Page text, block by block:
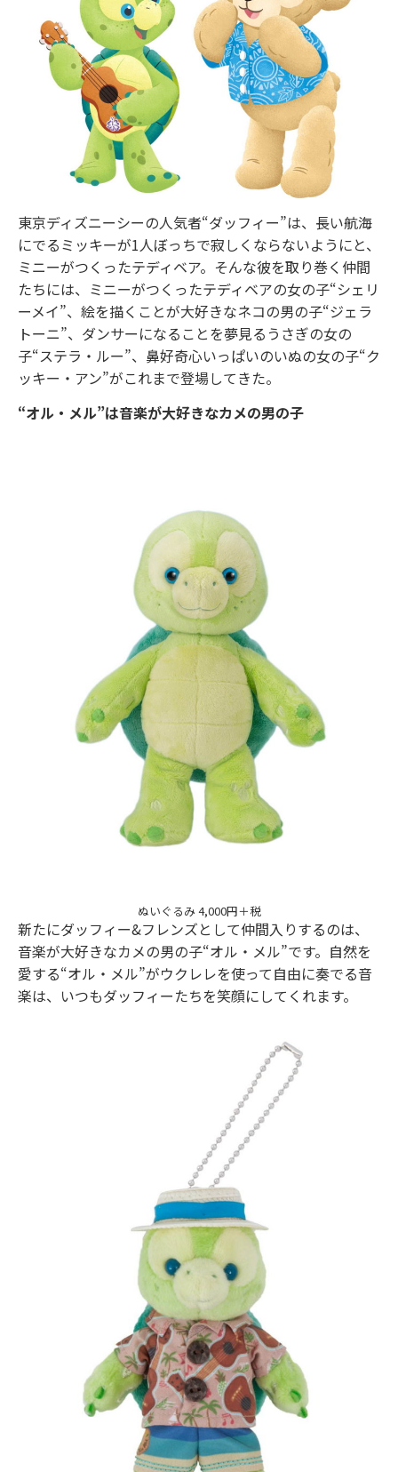
東京ディズニーシーの人気者“ダッフィー”は、長い航海
にでるミッキーが1人ぼっちで寂しくならないようにと、
ミニーがつくったテディベア。そんな彼を取り巻く仲間
たちには、ミニーがつくったテディベアの女の子“シェリ
ーメイ”、絵を描くことが大好きなネコの男の子“ジェラ
トーニ”、ダンサーになることを夢見るうさぎの女の
子“ステラ・ルー”、鼻好奇心いっぱいのいぬの女の子“ク
ッキー・アン”がこれまで登場してきた。
“オル・メル”は音楽が大好きなカメの男の子
ぬいぐるみ 4,000円＋税
新たにダッフィー&フレンズとして仲間入りするのは、
音楽が大好きなカメの男の子“オル・メル”です。自然を
愛する“オル・メル”がウクレレを使って自由に奏でる音
楽は、いつもダッフィーたちを笑顔にしてくれます。